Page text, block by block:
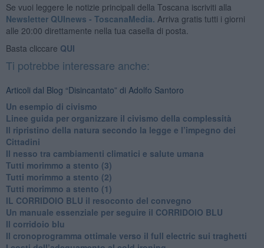
Se vuoi leggere le notizie principali della Toscana iscriviti alla
Newsletter QUInews - ToscanaMedia. Arriva gratis tutti i giorni
alle 20:00 direttamente nella tua casella di posta.
Basta cliccare QUI
Ti potrebbe interessare anche:
Articoli dal Blog “Disincantato” di Adolfo Santoro
​Un esempio di civismo
​Linee guida per organizzare il civismo della complessità
​Il ripristino della natura secondo la legge e l’impegno dei
Cittadini
Il nesso tra cambiamenti climatici e salute umana
Tutti morimmo a stento (3)
Tutti morimmo a stento (2)
​Tutti morimmo a stento (1)
IL CORRIDOIO BLU il resoconto del convegno
Un manuale essenziale per seguire il CORRIDOIO BLU
Il corridoio blu
​Il cronoprogramma ottimale verso il full electric sui traghetti